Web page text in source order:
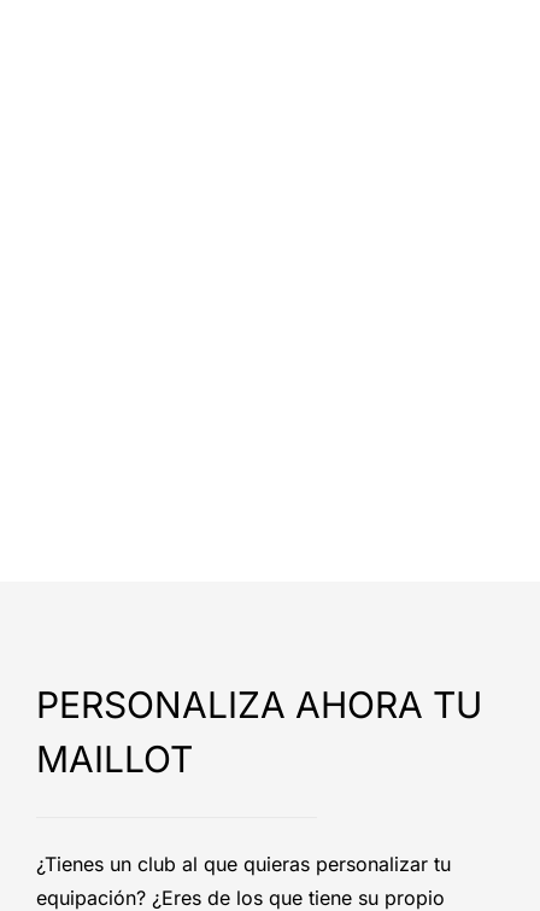
PERSONALIZA AHORA TU
MAILLOT
¿Tienes un club al que quieras personalizar tu
equipación? ¿Eres de los que tiene su propio